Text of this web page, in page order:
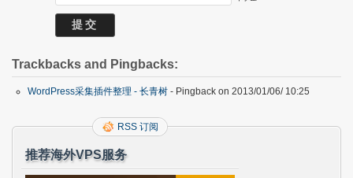
Trackbacks and Pingbacks:
WordPress采集插件整理 - 长青树 - Pingback on 2013/01/06/ 10:25
RSS 订阅
推荐海外VPS服务